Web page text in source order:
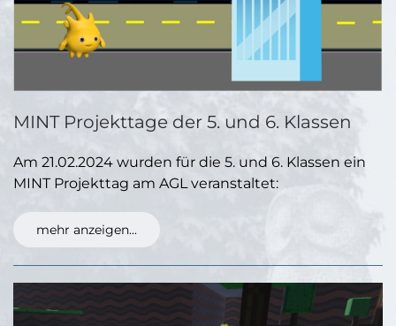
MINT Projekttage der 5. und 6. Klassen
Am 21.02.2024 wurden für die 5. und 6. Klassen ein
MINT Projekttag am AGL veranstaltet:
mehr anzeigen...